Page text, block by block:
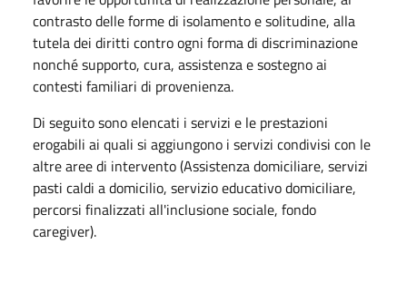
contrasto delle forme di isolamento e solitudine, alla
tutela dei diritti contro ogni forma di discriminazione
nonché supporto, cura, assistenza e sostegno ai
contesti familiari di provenienza.
Di seguito sono elencati i servizi e le prestazioni
erogabili ai quali si aggiungono i servizi condivisi con le
altre aree di intervento (Assistenza domiciliare, servizi
pasti caldi a domicilio, servizio educativo domiciliare,
percorsi finalizzati all'inclusione sociale, fondo
caregiver).